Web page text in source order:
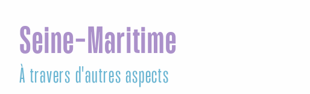
Seine-Maritime
À travers d'autres aspects